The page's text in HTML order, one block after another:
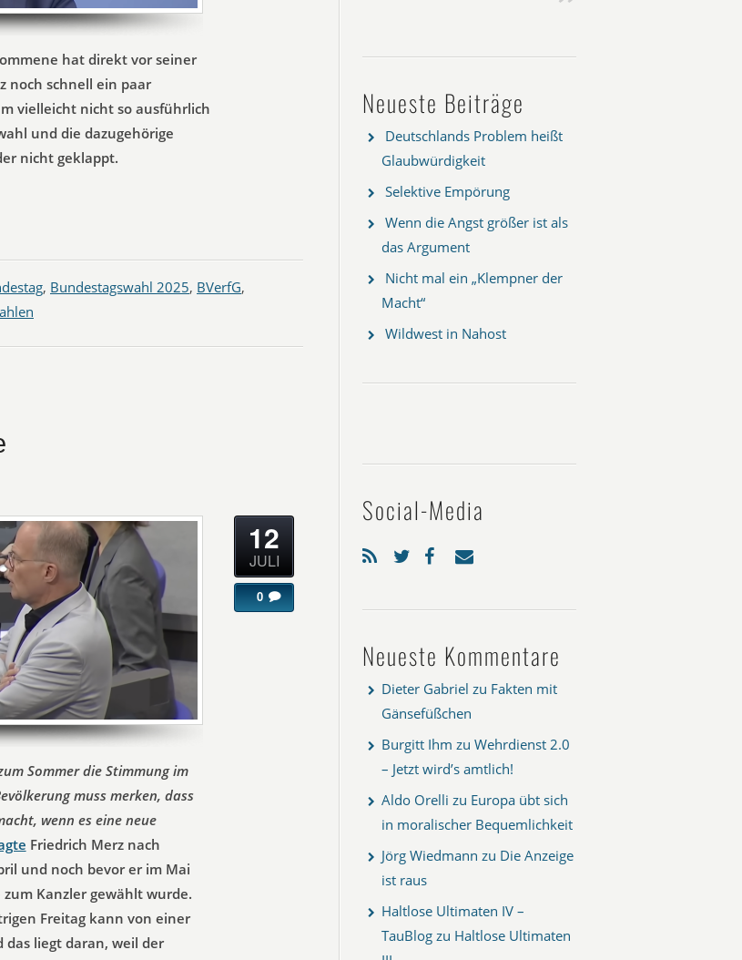
hat direkt vor seiner
noch schnell ein paar
vielleicht nicht so ausführlich
und die dazugehörige
nicht geklappt.
, Bundestagswahl 2025, BVerfG,
Sommer die Stimmung im
muss merken, dass
wenn es eine neue
Friedrich Merz nach
und noch bevor er im Mai
Kanzler gewählt wurde.
Freitag kann von einer
das liegt daran, weil der
12
JULI
0
Neueste Beiträge
Deutschlands Problem heißt
Glaubwürdigkeit
Selektive Empörung
Wenn die Angst größer ist als
das Argument
Nicht mal ein „Klempner der
Macht“
Wildwest in Nahost
Social-Media
Neueste Kommentare
Dieter Gabriel zu Fakten mit
Gänsefüßchen
Burgitt Ihm zu Wehrdienst 2.0
– Jetzt wird’s amtlich!
Aldo Orelli zu Europa übt sich
in moralischer Bequemlichkeit
Jörg Wiedmann zu Die Anzeige
ist raus
Haltlose Ultimaten IV –
TauBlog zu Haltlose Ultimaten